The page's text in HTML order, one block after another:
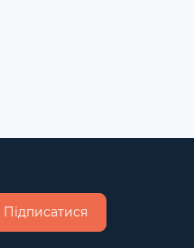
Підписатися